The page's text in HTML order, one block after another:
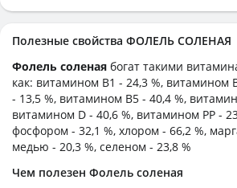
Полезные свойства ФОЛЕЛЬ СОЛЕНАЯ
Фолель соленая богат такими
как: витамином B1 - 24,3 %, витамином
- 13,5 %, витамином B5 - 40,4 %,
витамином D - 40,6 %, витамином PP -
фосфором - 32,1 %, хлором - 66,2 %,
медью - 20,3 %, селеном - 23,8 %
Чем полезен Фолель соленая